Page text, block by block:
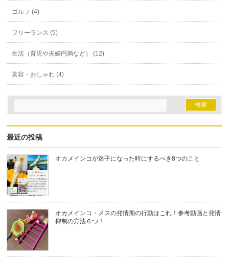
ゴルフ (4)
フリーランス (5)
生活（育児や夫婦円満など） (12)
美容・おしゃれ (4)
最近の投稿
オカメインコが迷子になった時にするべき8つのこと
オカメインコ・メスの発情期の行動はこれ！参考動画と発情
抑制の方法６つ！